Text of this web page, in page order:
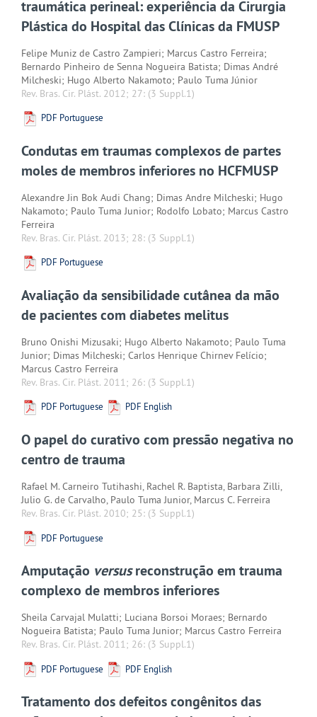
traumática perineal: experiência da Cirurgia
Plástica do Hospital das Clínicas da FMUSP
Felipe Muniz de Castro Zampieri; Marcus Castro Ferreira;
Bernardo Pinheiro de Senna Nogueira Batista; Dimas André
Milcheski; Hugo Alberto Nakamoto; Paulo Tuma Júnior
Rev. Bras. Cir. Plást. 2012; 27: (3 Suppl.1)
PDF Portuguese
Condutas em traumas complexos de partes
moles de membros inferiores no HCFMUSP
Alexandre Jin Bok Audi Chang; Dimas Andre Milcheski; Hugo
Nakamoto; Paulo Tuma Junior; Rodolfo Lobato; Marcus Castro
Ferreira
Rev. Bras. Cir. Plást. 2013; 28: (3 Suppl.1)
PDF Portuguese
Avaliação da sensibilidade cutânea da mão
de pacientes com diabetes melitus
Bruno Onishi Mizusaki; Hugo Alberto Nakamoto; Paulo Tuma
Junior; Dimas Milcheski; Carlos Henrique Chirnev Felício;
Marcus Castro Ferreira
Rev. Bras. Cir. Plást. 2011; 26: (3 Suppl.1)
PDF Portuguese PDF English
O papel do curativo com pressão negativa no
centro de trauma
Rafael M. Carneiro Tutihashi, Rachel R. Baptista, Barbara Zilli,
Julio G. de Carvalho, Paulo Tuma Junior, Marcus C. Ferreira
Rev. Bras. Cir. Plást. 2010; 25: (3 Suppl.1)
PDF Portuguese
Amputação versusreconstrução em trauma
complexo de membros inferiores
Sheila Carvajal Mulatti; Luciana Borsoi Moraes; Bernardo
Nogueira Batista; Paulo Tuma Junior; Marcus Castro Ferreira
Rev. Bras. Cir. Plást. 2011; 26: (3 Suppl.1)
PDF Portuguese PDF English
Tratamento dos defeitos congênitos das